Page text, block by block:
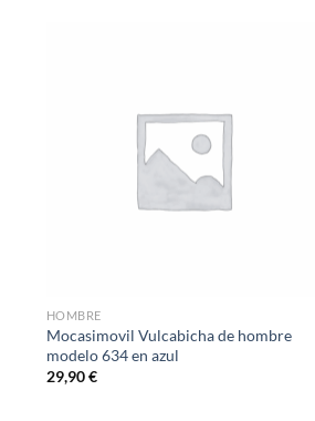
HOMBRE
Mocasimovil Vulcabicha de hombre
modelo 634 en azul
29,90€